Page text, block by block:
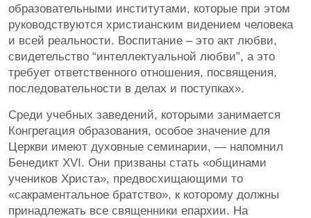
образовательными институтами, которые при этом
руководствуются христианским видением человека
и всей реальности. Воспитание – это акт любви,
свидетельство “интеллектуальной любви”, а это
требует ответственного отношения, посвящения,
последовательности в делах и поступках».
Среди учебных заведений, которыми занимается
Конгрегация образования, особое значение для
Церкви имеют духовные семинарии, — напомнил
Бенедикт XVI. Они призваны стать «общинами
учеников Христа», предвосхищающими то
«сакраментальное братство», к которому должны
принадлежать все священники епархии. На